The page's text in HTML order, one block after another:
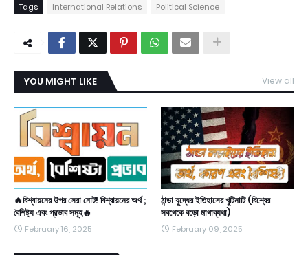
Tags International Relations Political Science
YOU MIGHT LIKE View all
🔥বিশ্বায়নের উপর সেরা নোট! বিশ্বায়নের অর্থ ;
বৈশিষ্ট্য এবং প্রভাব সমূহ🔥
February 16, 2025
ঠান্ডা যুদ্ধের ইতিহাসের খুটিনাটি (বিশ্বের
সবথেকে বড়ো মাথাব্যথা)
February 09, 2025